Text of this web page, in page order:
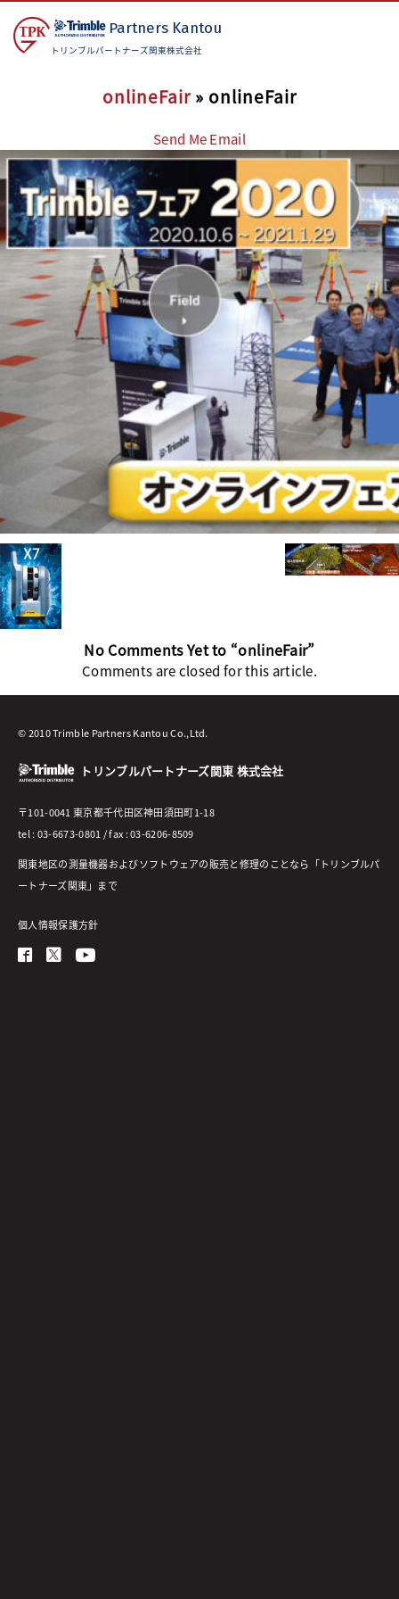
Partners Kantou
トリンブルパートナーズ関東株式会社
onlineFair» onlineFair
Send Me Email
No Comments Yet to “onlineFair”
Comments are closed for this article.
© 2010 Trimble Partners Kantou Co.,Ltd.
トリンブルパートナーズ関東 株式会社
〒101-0041 東京都千代田区神田須田町1-18
tel : 03-6673-0801 / fax : 03-6206-8509
関東地区の測量機器およびソフトウェアの販売と修理のことなら「トリンブルパ
ートナーズ関東」まで
個人情報保護方針